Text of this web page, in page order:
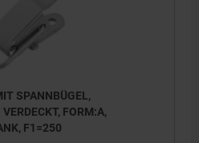
SPANNBÜGEL,
FORM:A,
F1=250